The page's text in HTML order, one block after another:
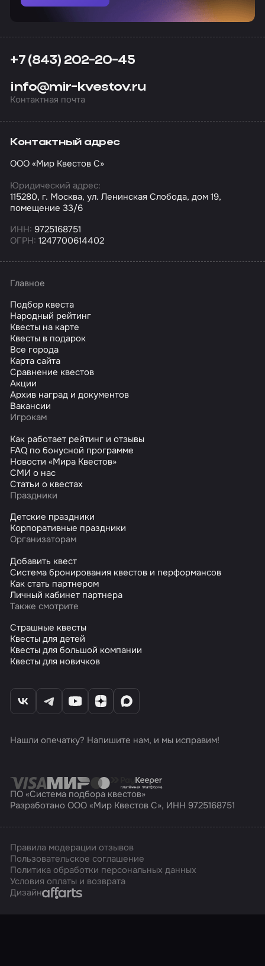
+7 (843) 202-20-45
info@mir-kvestov.ru
Контактная почта
Контактный адрес
ООО «Мир Квестов С»
Юридический адрес:
115280, г. Москва, ул. Ленинская Слобода, дом 19,
помещение 33/6
ИНН: 9725168751
ОГРН: 1247700614402
Главное
Подбор квеста
Народный рейтинг
Квесты на карте
Квесты в подарок
Все города
Карта сайта
Сравнение квестов
Акции
Архив наград и документов
Вакансии
Игрокам
Как работает рейтинг и отзывы
FAQ по бонусной программе
Новости «Мира Квестов»
СМИ о нас
Статьи о квестах
Праздники
Детские праздники
Корпоративные праздники
Организаторам
Добавить квест
Система бронирования квестов и перформансов
Как стать партнером
Личный кабинет партнера
Также смотрите
Страшные квесты
Квесты для детей
Квесты для большой компании
Квесты для новичков
Нашли опечатку? Напишите нам, и мы исправим!
ПО «Система подбора квестов»
Разработано ООО «Мир Квестов С», ИНН 9725168751
Правила модерации отзывов
Пользовательское соглашение
Политика обработки персональных данных
Условия оплаты и возврата
ДизайнAffarts